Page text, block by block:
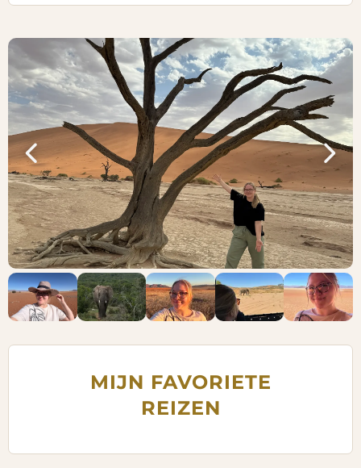
MIJN FAVORIETE
REIZEN